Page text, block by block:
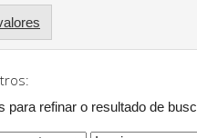
para refinar o resultado de